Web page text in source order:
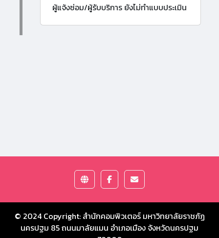
ผู้แจ้งซ่อม/ผู้รับบริการ ยังไม่ทำแบบประเมิน
© 2024 Copyright: สำนักคอมพิวเตอร์ มหาวิทยาลัยราชภัฏ
นครปฐม 85 ถนนมาลัยแมน อำเภอเมือง จังหวัดนครปฐม